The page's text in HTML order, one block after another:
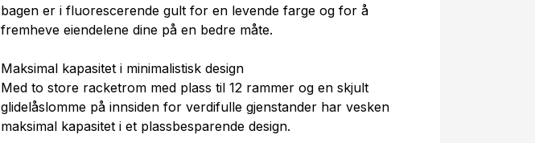
bagen er i fluorescerende gult for en levende farge og for å
fremheve eiendelene dine på en bedre måte.
Maksimal kapasitet i minimalistisk design
Med to store racketrom med plass til 12 rammer og en skjult
glidelåslomme på innsiden for verdifulle gjenstander har vesken
maksimal kapasitet i et plassbesparende design.